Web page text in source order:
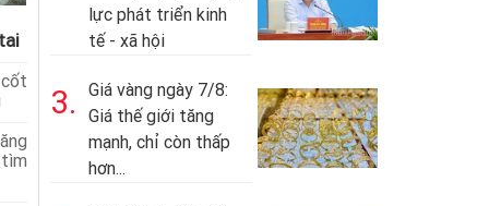
lực phát triển kinh
tế - xã hội
3.
Giá vàng ngày 7/8:
Giá thế giới tăng
mạnh, chỉ còn thấp
hơn...